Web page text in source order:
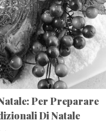
Per Preparare
Di Natale